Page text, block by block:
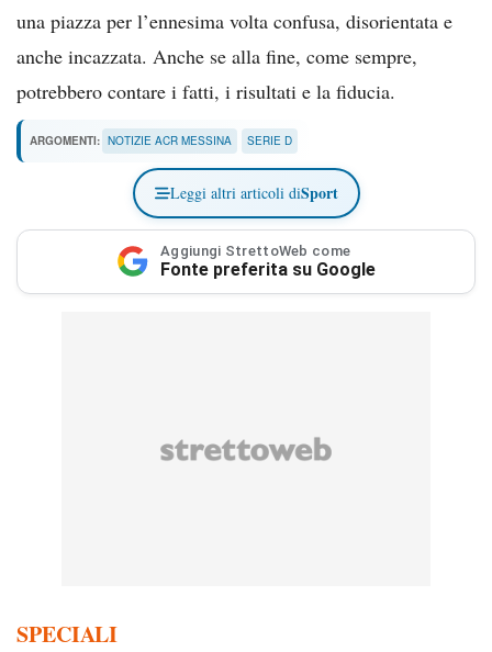
una piazza per l’ennesima volta confusa, disorientata e
anche incazzata. Anche se alla fine, come sempre,
potrebbero contare i fatti, i risultati e la fiducia.
ARGOMENTI: NOTIZIE ACR MESSINA SERIE D
Leggi altri articoli diSport
Aggiungi StrettoWeb come
Fonte preferita su Google
SPECIALI